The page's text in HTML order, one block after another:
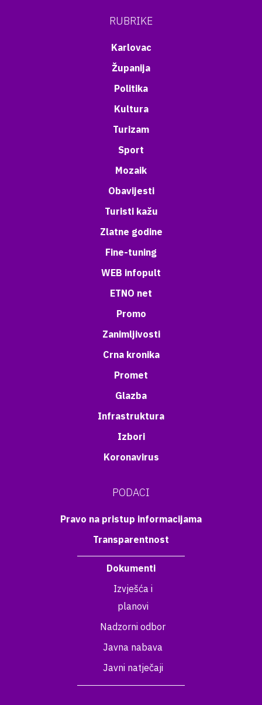
RUBRIKE
Karlovac
Županija
Politika
Kultura
Turizam
Sport
Mozaik
Obavijesti
Turisti kažu
Zlatne godine
Fine-tuning
WEB infopult
ETNO net
Promo
Zanimljivosti
Crna kronika
Promet
Glazba
Infrastruktura
Izbori
Koronavirus
PODACI
Pravo na pristup informacijama
Transparentnost
Dokumenti
Izvješća i
planovi
Nadzorni odbor
Javna nabava
Javni natječaji